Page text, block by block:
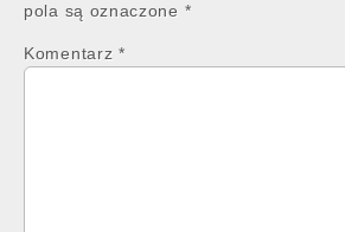
pola są oznaczone *
Komentarz *